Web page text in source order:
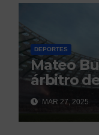
DEPORTES
Mateo
árbitro
con un
debate
MAR 27, 2025